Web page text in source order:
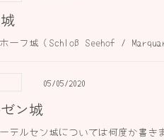
ホーフ城（Schloß Seehof /
05/05/2020
ン城
テルセン城については何度か書